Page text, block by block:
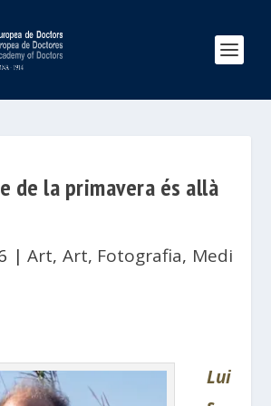
de la primavera és allà
|Art, Art, Fotografia, Medi
Lui